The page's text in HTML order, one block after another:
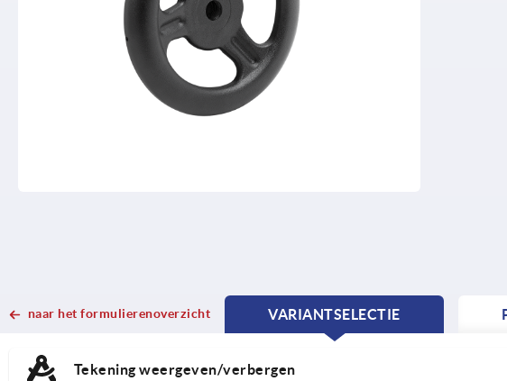
naar het formulierenoverzicht
VARIANTSELECTIE
CURRENT
CURRENT
Tekening weergeven/verbergen